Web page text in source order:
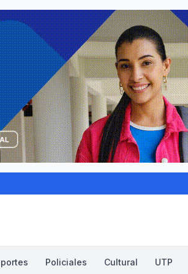
Policiales Cultural UTP